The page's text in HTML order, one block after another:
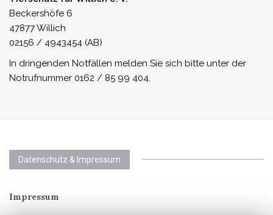
Beckershöfe 6
47877 Willich
02156 / 4943454 (AB)
In dringenden Notfällen melden Sie sich bitte unter der
Notrufnummer 0162 / 85 99 404.
Datenschutz & Impressum
Impressum